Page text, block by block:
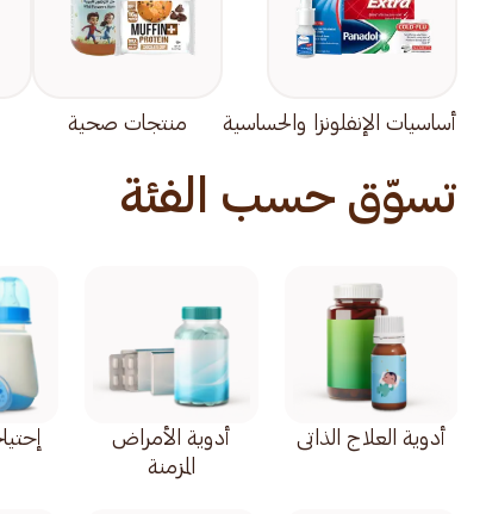
أساسيات الإنفلونزا والحساسية منتجات صحية
تسوّق حسب الفئة
أدوية العلاج الذاتي
أدوية الأمراض
المزمنة